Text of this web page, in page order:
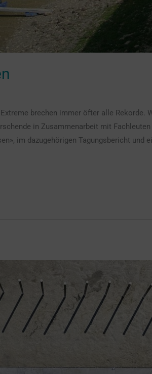
brechen immer öfter alle Rekorde.
in Zusammenarbeit mit
im dazugehörigen Tagungsbericht und